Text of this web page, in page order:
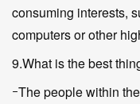
consuming interests,
computers or other
9.What is the best
ｰThe people within